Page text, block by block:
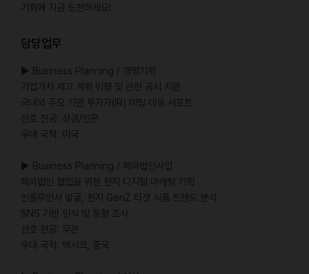
기회에 지금 도전하세요!
담당업무
▶ Business Planning / 경영기획
기업가치 제고 계획 이행 및 관련 공시 지원
국내외 주요 기관 투자자(IR) 미팅 대응 서포트
선호 전공: 상경/인문
우대 국적: 미국
▶ Business Planning / 해외법인사업
해외법인 협업을 위한 현지 디지털 마케팅 기획
인플루언서 발굴, 현지 GenZ 타겟 식품 트렌드 분석
SNS 기반 인식 및 동향 조사
선호 전공: 무관
우대 국적: 멕시코, 중국